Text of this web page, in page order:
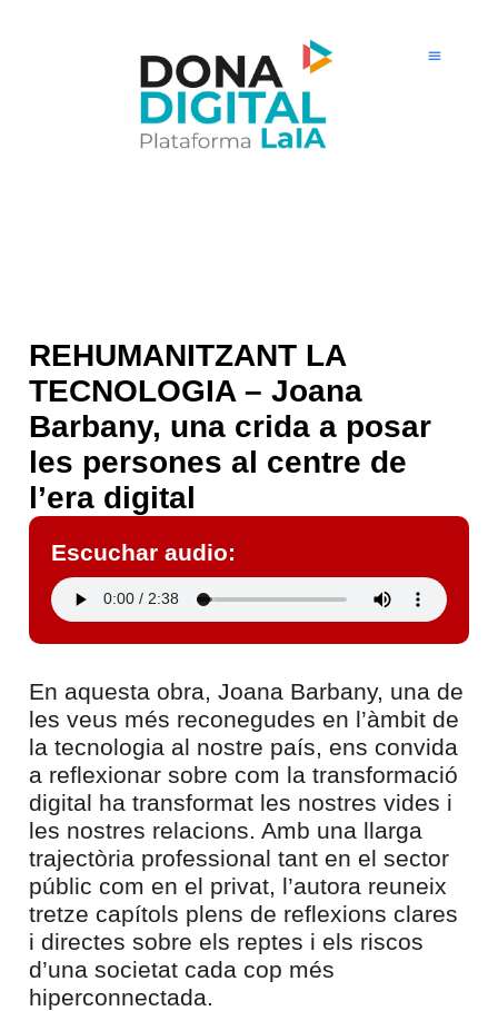
REHUMANITZANT LA
TECNOLOGIA – Joana
Barbany, una crida a posar
les persones al centre de
l’era digital
Escuchar audio:
En aquesta obra, Joana Barbany, una de
les veus més reconegudes en l’àmbit de
la tecnologia al nostre país, ens convida
a reflexionar sobre com la transformació
digital ha transformat les nostres vides i
les nostres relacions. Amb una llarga
trajectòria professional tant en el sector
públic com en el privat, l’autora reuneix
tretze capítols plens de reflexions clares
i directes sobre els reptes i els riscos
d’una societat cada cop més
hiperconnectada.